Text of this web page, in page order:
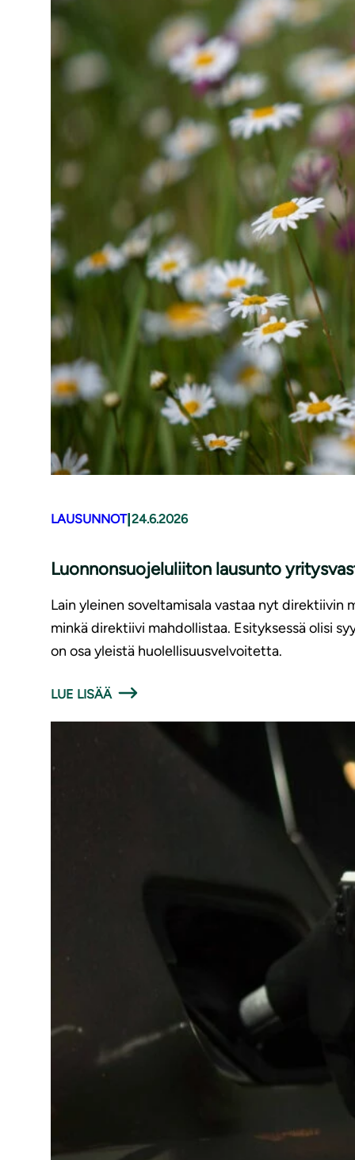
LAUSUNNOT| 24.6.2026
Luonnonsuojeluliiton lausunto
Lain yleinen soveltamisala vastaa nyt direktiivin
minkä direktiivi mahdollistaa. Esityksessä olisi
on osa yleistä huolellisuusvelvoitetta.
LUE LISÄÄ